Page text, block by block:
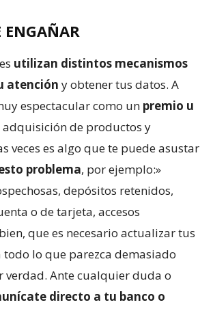
ENGAÑAR
utilizan distintos mecanismos
atención y obtener tus datos. A
espectacular como un premio u
de productos y
veces es algo que te puede asustar
problema, por ejemplo:»
depósitos retenidos,
o de tarjeta, accesos
que es necesario actualizar tus
todo lo que parezca demasiado
verdad. Ante cualquier duda o
directo a tu banco o